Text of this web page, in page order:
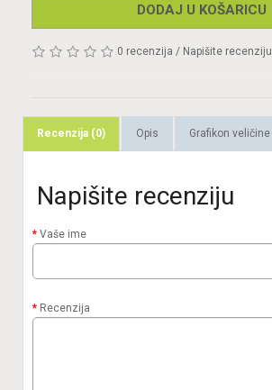
DODAJ U KOŠARICU
0 recenzija / Napišite recenziju
Recenzija (0) Opis Grafikon veličine
Napišite recenziju
Vaše ime
Recenzija